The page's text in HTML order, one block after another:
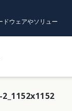
ドウェアやソリュー